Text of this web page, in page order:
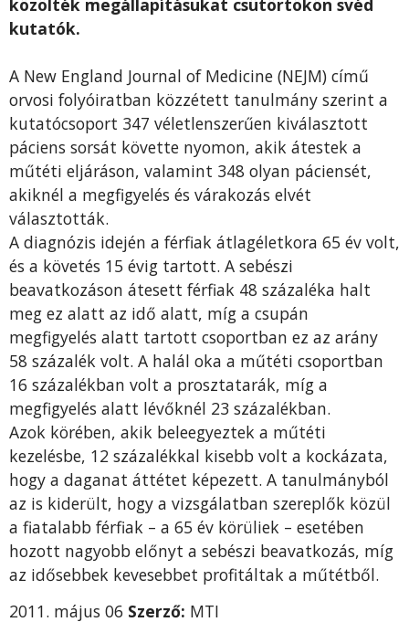
kutatók.
A New England Journal of Medicine (NEJM) című
orvosi folyóiratban közzétett tanulmány szerint a
kutatócsoport 347 véletlenszerűen kiválasztott
páciens sorsát követte nyomon, akik átestek a
műtéti eljáráson, valamint 348 olyan páciensét,
akiknél a megfigyelés és várakozás elvét
választották.
A diagnózis idején a férfiak átlagéletkora 65 év volt,
és a követés 15 évig tartott. A sebészi
beavatkozáson átesett férfiak 48 százaléka halt
meg ez alatt az idő alatt, míg a csupán
megfigyelés alatt tartott csoportban ez az arány
58 százalék volt. A halál oka a műtéti csoportban
16 százalékban volt a prosztatarák, míg a
megfigyelés alatt lévőknél 23 százalékban.
Azok körében, akik beleegyeztek a műtéti
kezelésbe, 12 százalékkal kisebb volt a kockázata,
hogy a daganat áttétet képezett. A tanulmányból
az is kiderült, hogy a vizsgálatban szereplők közül
a fiatalabb férfiak – a 65 év körüliek – esetében
hozott nagyobb előnyt a sebészi beavatkozás, míg
az idősebbek kevesebbet profitáltak a műtétből.
2011. május 06 Szerző: MTI